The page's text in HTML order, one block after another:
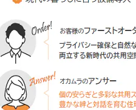
ザイン事例集